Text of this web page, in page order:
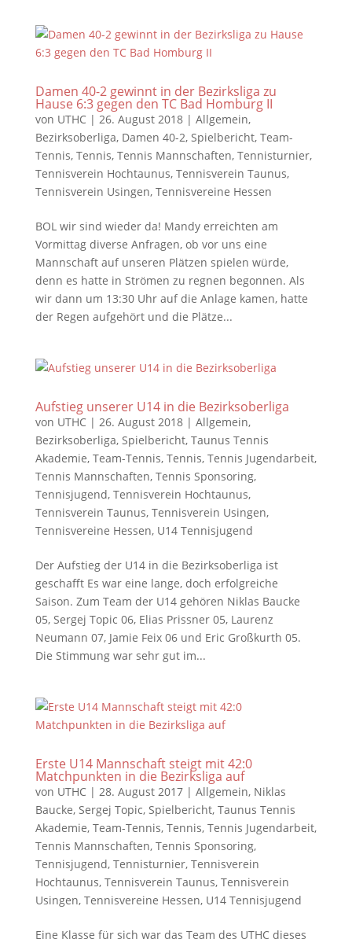
Damen 40-2 gewinnt in der Bezirksliga zu
Hause 6:3 gegen den TC Bad Homburg II
von UTHC| 26. August 2018| Allgemein,
Bezirksoberliga, Damen 40-2, Spielbericht, Team-
Tennis, Tennis, Tennis Mannschaften, Tennisturnier,
Tennisverein Hochtaunus, Tennisverein Taunus,
Tennisverein Usingen, Tennisvereine Hessen
BOL wir sind wieder da! Mandy erreichten am
Vormittag diverse Anfragen, ob vor uns eine
Mannschaft auf unseren Plätzen spielen würde,
denn es hatte in Strömen zu regnen begonnen. Als
wir dann um 13:30 Uhr auf die Anlage kamen, hatte
der Regen aufgehört und die Plätze...
Aufstieg unserer U14 in die Bezirksoberliga
von UTHC| 26. August 2018| Allgemein,
Bezirksoberliga, Spielbericht, Taunus Tennis
Akademie, Team-Tennis, Tennis, Tennis Jugendarbeit,
Tennis Mannschaften, Tennis Sponsoring,
Tennisjugend, Tennisverein Hochtaunus,
Tennisverein Taunus, Tennisverein Usingen,
Tennisvereine Hessen, U14 Tennisjugend
Der Aufstieg der U14 in die Bezirksoberliga ist
geschafft Es war eine lange, doch erfolgreiche
Saison. Zum Team der U14 gehören Niklas Baucke
05, Sergej Topic 06, Elias Prissner 05, Laurenz
Neumann 07, Jamie Feix 06 und Eric Großkurth 05.
Die Stimmung war sehr gut im...
Erste U14 Mannschaft steigt mit 42:0
Matchpunkten in die Bezirksliga auf
von UTHC| 28. August 2017| Allgemein, Niklas
Baucke, Sergej Topic, Spielbericht, Taunus Tennis
Akademie, Team-Tennis, Tennis, Tennis Jugendarbeit,
Tennis Mannschaften, Tennis Sponsoring,
Tennisjugend, Tennisturnier, Tennisverein
Hochtaunus, Tennisverein Taunus, Tennisverein
Usingen, Tennisvereine Hessen, U14 Tennisjugend
Eine Klasse für sich war das Team des UTHC dieses